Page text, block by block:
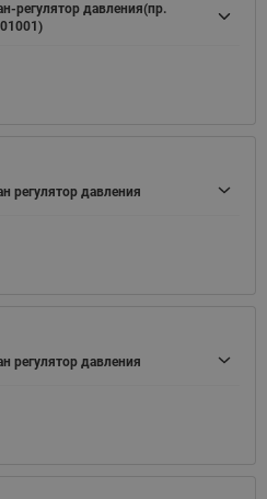
регулятор давления(пр.
регулятор давления
регулятор давления